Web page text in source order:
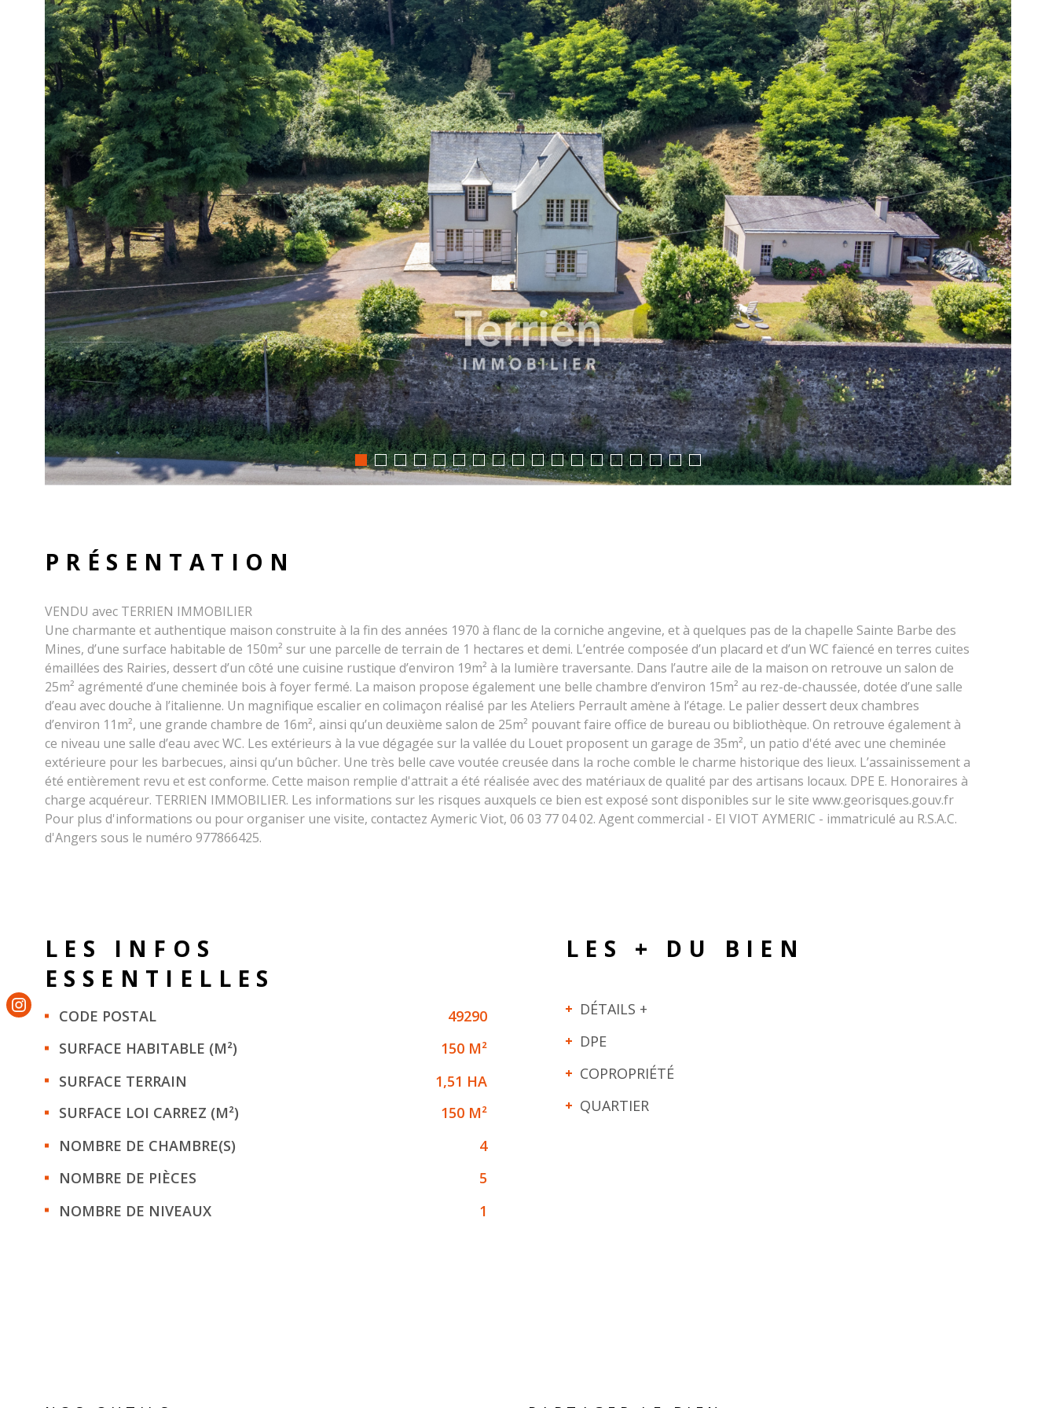
PRÉSENTATION
VENDU avec TERRIEN IMMOBILIER
Une charmante et authentique maison construite à la fin des années 1970 à flanc de la corniche angevine, et à quelques pas de la chapelle Sainte Barbe des
Mines, d’une surface habitable de 150m² sur une parcelle de terrain de 1 hectares et demi. L’entrée composée d’un placard et d’un WC faïencé en terres cuites
émaillées des Rairies, dessert d’un côté une cuisine rustique d’environ 19m² à la lumière traversante. Dans l’autre aile de la maison on retrouve un salon de
25m² agrémenté d’une cheminée bois à foyer fermé. La maison propose également une belle chambre d’environ 15m² au rez-de-chaussée, dotée d’une salle
d’eau avec douche à l’italienne. Un magnifique escalier en colimaçon réalisé par les Ateliers Perrault amène à l’étage. Le palier dessert deux chambres
d’environ 11m², une grande chambre de 16m², ainsi qu’un deuxième salon de 25m² pouvant faire office de bureau ou bibliothèque. On retrouve également à
ce niveau une salle d’eau avec WC. Les extérieurs à la vue dégagée sur la vallée du Louet proposent un garage de 35m², un patio d'été avec une cheminée
extérieure pour les barbecues, ainsi qu’un bûcher. Une très belle cave voutée creusée dans la roche comble le charme historique des lieux. L’assainissement a
été entièrement revu et est conforme. Cette maison remplie d'attrait a été réalisée avec des matériaux de qualité par des artisans locaux. DPE E. Honoraires à
charge acquéreur. TERRIEN IMMOBILIER. Les informations sur les risques auxquels ce bien est exposé sont disponibles sur le site www.georisques.gouv.fr
Pour plus d'informations ou pour organiser une visite, contactez Aymeric Viot, 06 03 77 04 02. Agent commercial - EI VIOT AYMERIC - immatriculé au R.S.A.C.
d'Angers sous le numéro 977866425.
LES INFOS
ESSENTIELLES
Caractérisque Valeurs
CODE POSTAL
49290
SURFACE HABITABLE (M²)
150 M²
SURFACE TERRAIN
1,51 HA
SURFACE LOI CARREZ (M²)
150 M²
NOMBRE DE CHAMBRE(S)
4
NOMBRE DE PIÈCES
5
NOMBRE DE NIVEAUX
1
LES + DU BIEN
DÉTAILS +
DPE
COPROPRIÉTÉ
QUARTIER